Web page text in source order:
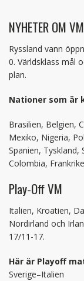
NYHETER OM
Ryssland vann
0. Världsklass mål
plan.
Nationer som är
Brasilien, Belgien,
Mexiko, Nigeria,
Spanien, Tyskland,
Colombia,
Play-Off VM
Italien, Kroatien,
Nordirland och
17/11-17.
Här är Playoff
Sverige–Italien